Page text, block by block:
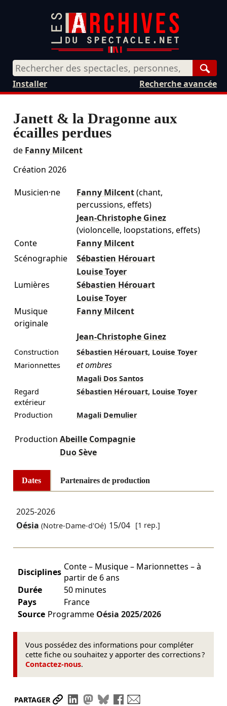
Recherche avancée
Installer
Janett & la Dragonne aux
écailles perdues
de Fanny Milcent
Création 2026
Musicien·ne Fanny Milcent (chant,
percussions, effets)
Jean-Christophe Ginez
(violoncelle, loopstations, effets)
Conte
Fanny Milcent
Scénographie
Sébastien Hérouart
Louise Toyer
Lumières
Sébastien Hérouart
Louise Toyer
Musique
originale
Fanny Milcent
Jean-Christophe Ginez
Construction Sébastien Hérouart, Louise Toyer
Marionnettes
et ombres
Magali Dos Santos
Regard
extérieur
Sébastien Hérouart, Louise Toyer
Production Magali Demulier
Production Abeille Compagnie
Duo Sève
Dates Partenaires de production
2025-2026
Oésia (Notre-Dame-d'Oé) 15/04 [1 rep.]
Disciplines Conte – Musique – Marionnettes – à
partir de 6 ans
Durée
50 minutes
Pays
France
Source Programme Oésia 2025/2026
Vous possédez des informations pour compléter
cette fiche ou souhaitez y apporter des corrections ?
Contactez-nous.
PARTAGER Partager le lien
Partager sur LinkedIn
Partager sur Mastodon
Partager sur Bluesky
Partager sur Facebook